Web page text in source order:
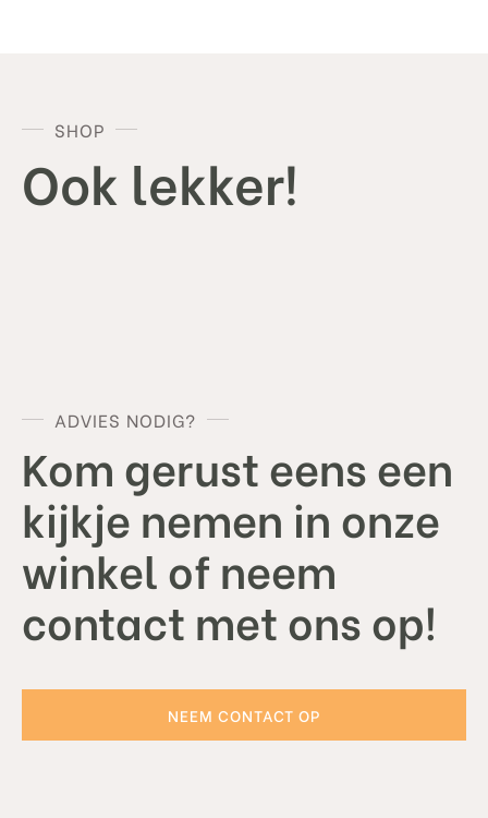
SHOP
Ook lekker!
ADVIES NODIG?
Kom gerust eens een
kijkje nemen in onze
winkel of neem
contact met ons op!
NEEM CONTACT OP